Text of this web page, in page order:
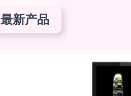
最新产品